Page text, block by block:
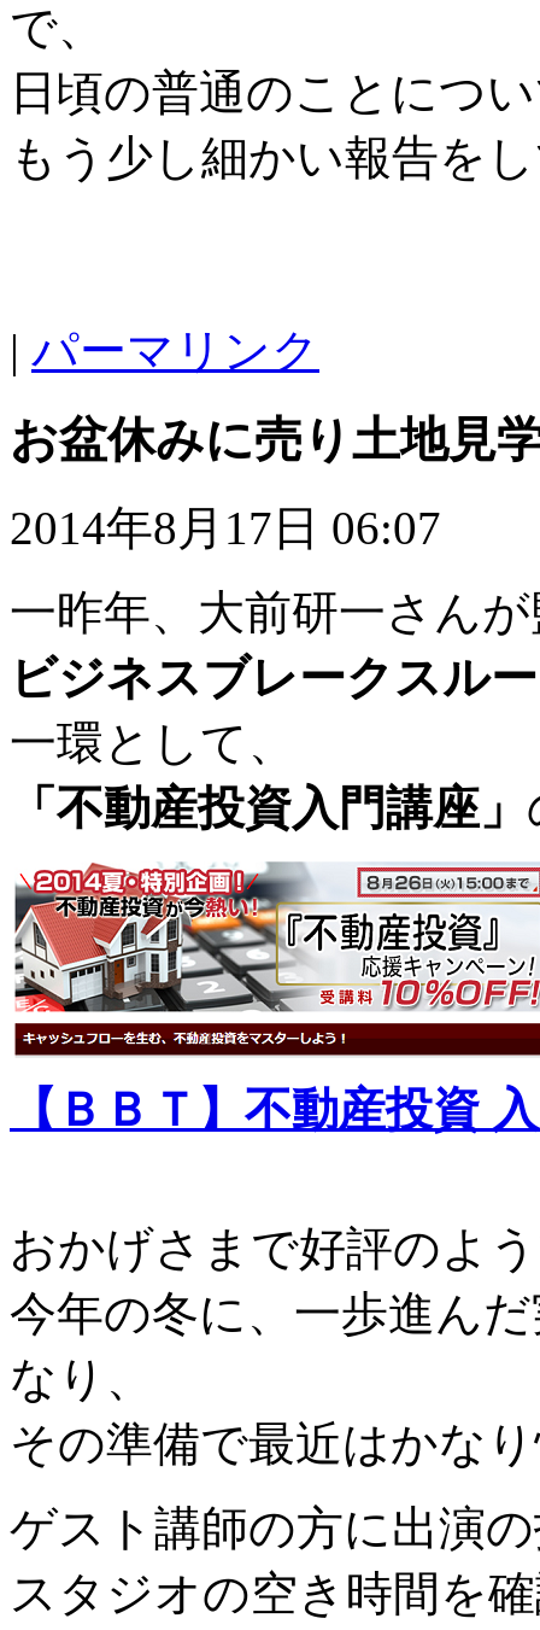
で、
日頃の普通のことにつ
もう少し細かい報告を
| パーマリンク
お盆休みに売り土地見
2014年8月17日 06:07
一昨年、大前研一さん
ビジネスブレークスル
一環として、
「不動産投資入門講座」
【ＢＢＴ】不動産投資
おかげさまで好評のよ
今年の冬に、一歩進ん
なり、
その準備で最近はかな
ゲスト講師の方に出演
スタジオの空き時間を